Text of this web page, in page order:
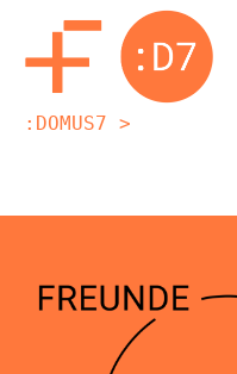
:DOMUS7 >